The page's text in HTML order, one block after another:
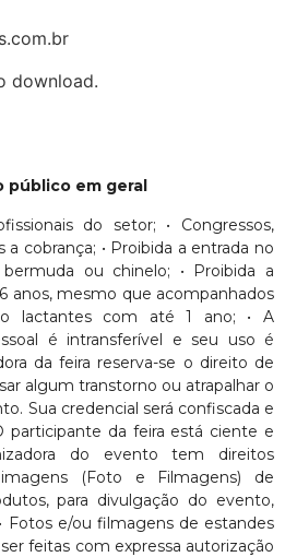
download.
público em geral
do setor; • Congressos,
a cobrança; • Proibida a entrada no
ou chinelo; • Proibida a
anos, mesmo que acompanhados
lactantes com até 1 ano; • A
é intransferível e seu uso é
da feira reserva-se o direito de
algum transtorno ou atrapalhar o
Sua credencial será confiscada e
participante da feira está ciente e
do evento tem direitos
(Foto e Filmagens) de
para divulgação do evento,
Fotos e/ou filmagens de estandes
feitas com expressa autorização